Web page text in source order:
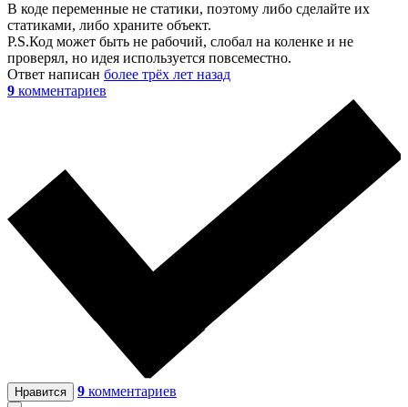
В коде переменные не статики, поэтому либо сделайте их
статиками, либо храните объект.
P.S.Код может быть не рабочий, слобал на коленке и не
проверял, но идея используется повсеместно.
Ответ написан более трёх лет назад
9 комментариев
Нравится 9 комментариев